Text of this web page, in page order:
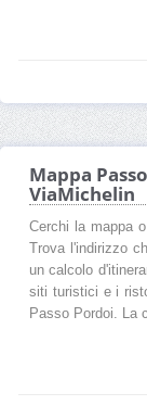
Mappa
ViaMichelin
Cerchi la mappa
Trova l'indirizzo
un calcolo
siti turistici e i
Passo Pordoi. La